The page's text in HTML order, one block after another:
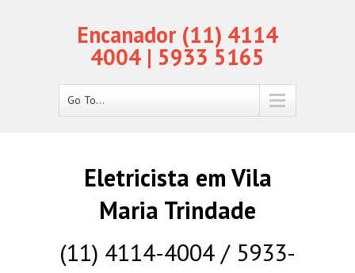
Encanador (11) 4114
4004 | 5933 5165
Go To...
Eletricista em Vila
Maria Trindade
(11) 4114-4004 / 5933-